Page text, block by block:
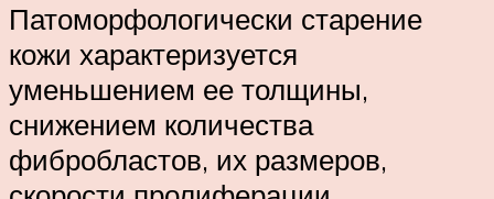
Патоморфологически старение
кожи характеризуется
уменьшением ее толщины,
снижением количества
фибробластов, их размеров,